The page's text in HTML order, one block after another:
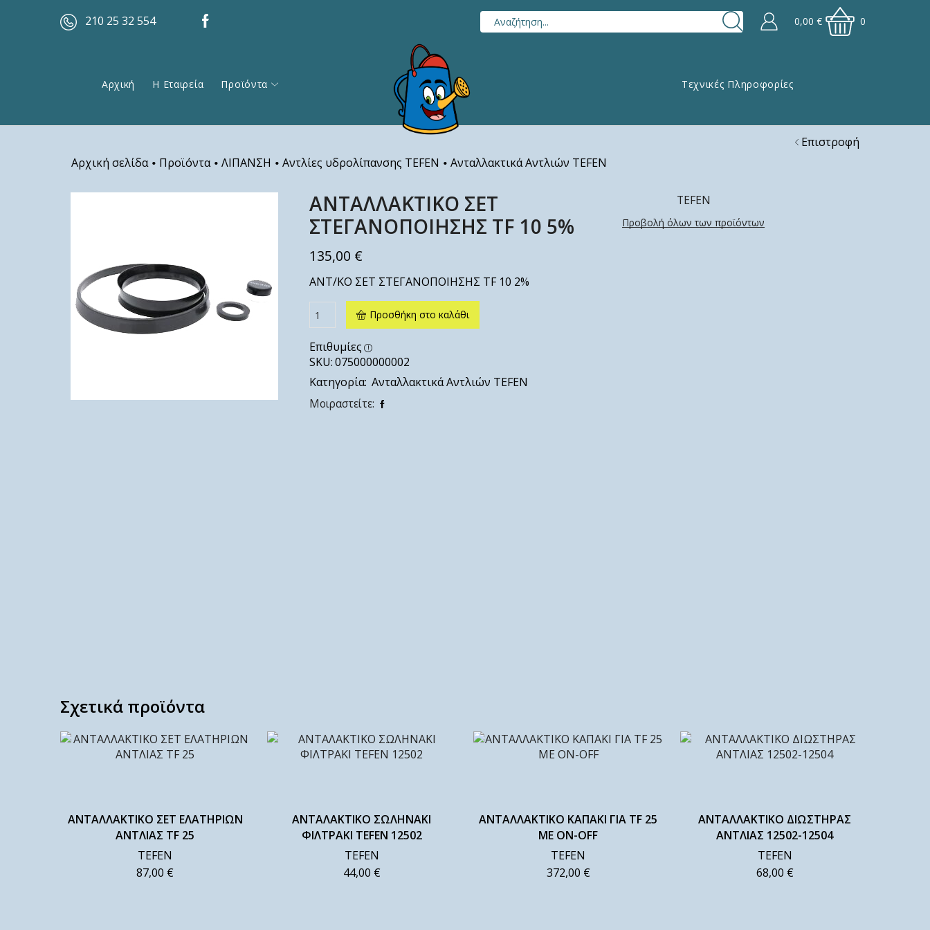
210 25 32 554 0,00€ 0
Αρχική Η Εταιρεία Προϊόντα Τεχνικές Πληροφορίες
Αρχική σελίδα • Προϊόντα • ΛΙΠΑΝΣΗ • Αντλίες υδρολίπανσης TEFEN • Ανταλλακτικά Αντλιών TEFEN
Επιστροφή
ΑΝΤΑΛΛΑΚΤΙΚΟ ΣΕΤ
ΣΤΕΓΑΝΟΠΟΙΗΣΗΣ TF 10 5%
135,00 €
ΑΝΤ/ΚΟ ΣΕΤ ΣΤΕΓΑΝΟΠΟΙΗΣΗΣ TF 10 2%
Προσθήκη στο καλάθι
Επιθυμίες
SKU:075000000002
Κατηγορία: Ανταλλακτικά Αντλιών TEFEN
Μοιραστείτε:
TEFEN
Προβολή όλων των προϊόντων
Σχετικά προϊόντα
ΑΝΤΑΛΛΑΚΤΙΚΟ ΣΕΤ ΕΛΑΤΗΡΙΩΝ
ΑΝΤΛΙΑΣ TF 25
TEFEN
87,00 €
ΑΝΤΑΛΑΚΤΙΚΟ ΣΩΛΗΝΑΚΙ
ΦΙΛΤΡΑΚΙ TEFEN 12502
TEFEN
44,00 €
ΑΝΤΑΛΛΑΚΤΙΚΟ ΚΑΠΑΚΙ ΓΙΑ TF 25
ΜΕ ΟΝ-OFF
TEFEN
372,00 €
ΑΝΤΑΛΛΑΚΤΙΚΟ ΔΙΩΣΤΗΡΑΣ
ΑΝΤΛΙΑΣ 12502-12504
TEFEN
68,00 €